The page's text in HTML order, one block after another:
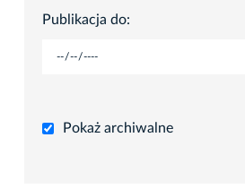
Publikacja do:
Pokaż archiwalne